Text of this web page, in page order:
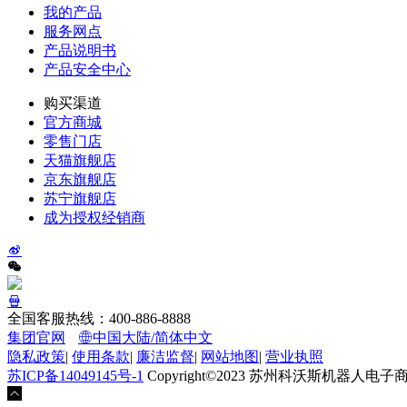
我的产品
服务网点
产品说明书
产品安全中心
购买渠道
官方商城
零售门店
天猫旗舰店
京东旗舰店
苏宁旗舰店
成为授权经销商
全国客服热线：400-886-8888
集团官网
中国大陆/简体中文
隐私政策| 使用条款| 廉洁监督| 网站地图| 营业执照
苏ICP备14049145号-1 Copyright©2023 苏州科沃斯机器人电子